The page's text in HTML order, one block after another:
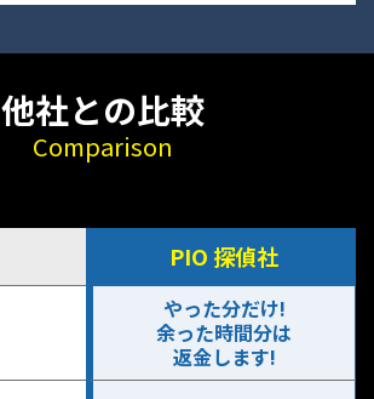
他社との比較
Comparison
PIO 探偵社
やった分だけ!
余った時間分は
返金します!